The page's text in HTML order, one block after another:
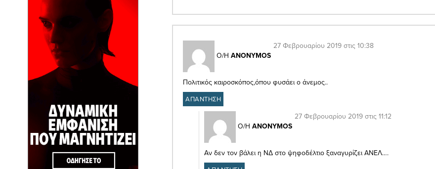
Ο/Η ANΟNYMOS
27 Φεβρουαρίου 2019 στις 10:38
Πολιτικός καιροσκόπος,όπου φυσάει ο άνεμος..
ΑΠΑΝΤΗΣΗ
Ο/Η ANΟNYMOS
27 Φεβρουαρίου 2019 στις 11:12
Αν δεν τον βάλει η ΝΔ στο ψηφοδέλτιο ξαναγυρίζει ΑΝΕΛ….